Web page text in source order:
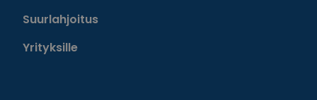
Suurlahjoitus
Yrityksille